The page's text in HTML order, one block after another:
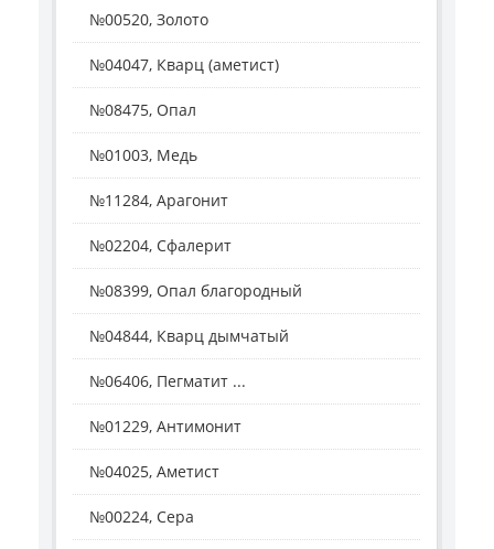
№00520, Золото
№04047, Кварц (аметист)
№08475, Опал
№01003, Медь
№11284, Арагонит
№02204, Сфалерит
№08399, Опал благородный
№04844, Кварц дымчатый
№06406, Пегматит ...
№01229, Антимонит
№04025, Аметист
№00224, Сера